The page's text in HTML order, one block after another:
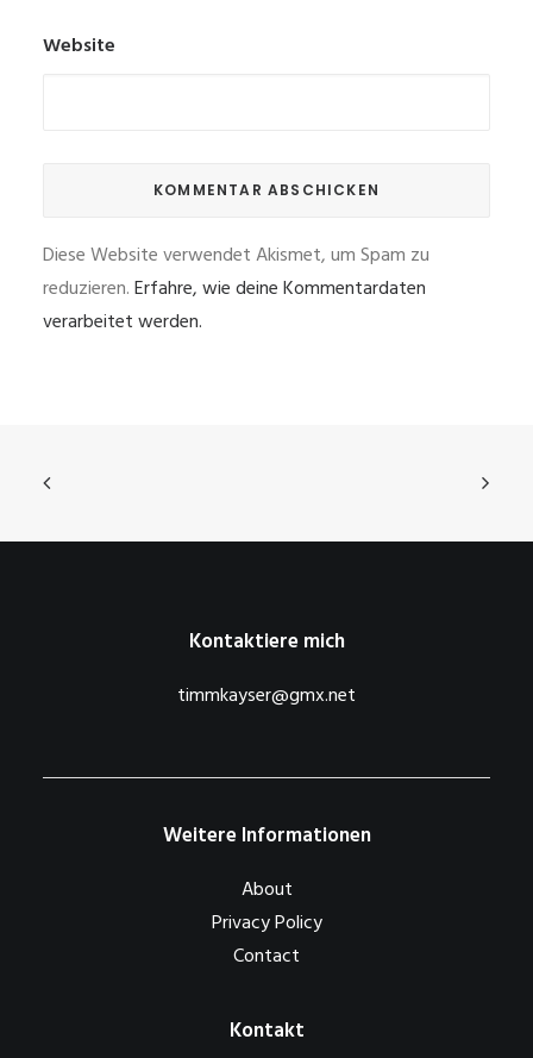
Website
Diese Website verwendet Akismet, um Spam zu
reduzieren.Erfahre, wie deine Kommentardaten
verarbeitet werden.
Kontaktiere mich
timmkayser@gmx.net
Weitere Informationen
About
Privacy Policy
Contact
Kontakt